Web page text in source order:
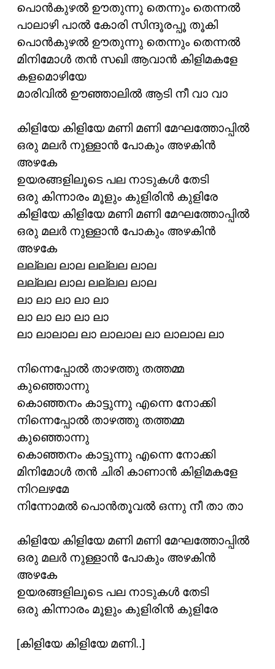
പൊന്‍കുഴല്‍ ഊതുന്നു തെന്നും തെന്നല്‍
പാലാഴി പാല്‍ കോരി സിന്ദൂരപ്പൂ തൂകി
പൊന്‍കുഴല്‍ ഊതുന്നു തെന്നും തെന്നല്‍
മിനിമോള്‍ തന്‍ സഖി ആവാന്‍ കിളിമകളേ
കളമൊഴിയേ
മാരിവില്‍ ഊഞ്ഞാലില്‍ ആടി നീ വാ വാ
കിളിയേ കിളിയേ മണി മണി മേഘത്തോപ്പില്‍
ഒരു മലര്‍ നുള്ളാന്‍ പോകും അഴകിന്‍
അഴകേ
ഉയരങ്ങളിലൂടെ പല നാടുകള്‍ തേടി
ഒരു കിന്നാരം മൂളും കുളിരിന്‍ കുളിരേ
കിളിയേ കിളിയേ മണി മണി മേഘത്തോപ്പില്‍
ഒരു മലര്‍ നുള്ളാന്‍ പോകും അഴകിന്‍
അഴകേ
ലല്ലല ലാല ലല്ലല ലാല
ലല്ലല ലാല ലല്ലല ലാല
ലാ ലാ ലാ ലാ ലാ
ലാ ലാ ലാ ലാ ലാ
ലാ ലാലാല ലാ ലാലാല ലാ ലാലാല ലാ
നിന്നെപ്പോല്‍ താഴത്തു തത്തമ്മ
കുഞ്ഞൊന്നു
കൊഞ്ഞനം കാട്ടുന്നു എന്നെ നോക്കി
നിന്നെപ്പോല്‍ താഴത്തു തത്തമ്മ
കുഞ്ഞൊന്നു
കൊഞ്ഞനം കാട്ടുന്നു എന്നെ നോക്കി
മിനിമോള്‍ തന്‍ ചിരി കാണാന്‍ കിളിമകളേ
നിറലഴമേ
നിന്നോമല്‍ പൊന്‍തൂവല്‍ ഒന്നു നീ താ താ
കിളിയേ കിളിയേ മണി മണി മേഘത്തോപ്പില്‍
ഒരു മലര്‍ നുള്ളാന്‍ പോകും അഴകിന്‍
അഴകേ
ഉയരങ്ങളിലൂടെ പല നാടുകള്‍ തേടി
ഒരു കിന്നാരം മൂളും കുളിരിന്‍ കുളിരേ
[കിളിയേ കിളിയേ മണി..]